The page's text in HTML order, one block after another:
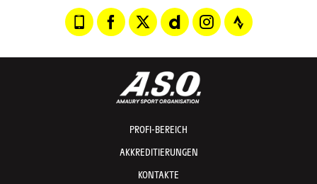
PROFI-BEREICH
AKKREDITIERUNGEN
KONTAKTE